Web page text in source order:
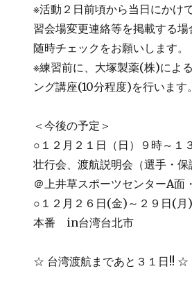
※活動２日前頃から当日にかけ
習会場変更連絡等を掲載する場
随時チェックをお願いします。
※練習前に、大塚製薬(株)によ
ング講座(10分程度)を行います。
＜今後の予定＞
○１２月２１日（日）９時～
壮行会、渡航説明会（選手・保
＠上井草スポーツセンターA面
○１２月２６日(金)～２９日(
本番 in台湾台北市
☆ 台湾渡航まであと３１日!! ☆